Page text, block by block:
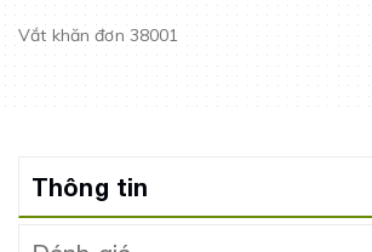
Vắt khăn đơn 38001
Thông tin